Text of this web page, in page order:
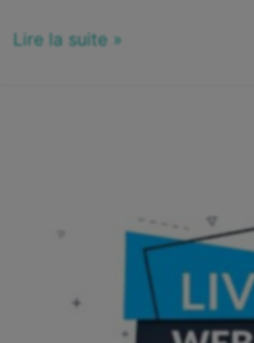
Lire la suite »